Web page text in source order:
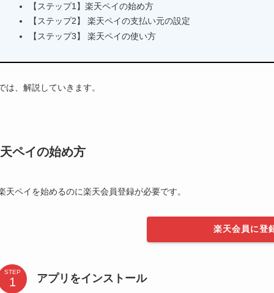
【ステップ1】楽天ペイの始め方
【ステップ2】 楽天ペイの支払い元の設定
【ステップ3】 楽天ペイの使い方
は、解説していきます。
ペイの始め方
天ペイを始めるのに楽天会員登録が必要です。
楽天会員に登
STEP
アプリをインストール